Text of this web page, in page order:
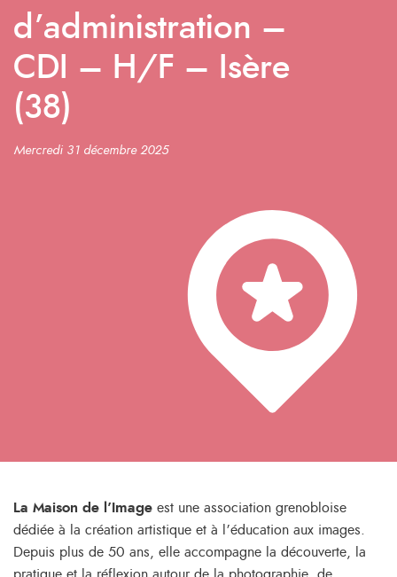
d’administration –
CDI – H/F – Isère
(38)
Mercredi 31 décembre 2025
La Maison de l’Image est une association grenobloise
dédiée à la création artistique et à l’éducation aux images.
Depuis plus de 50 ans, elle accompagne la découverte, la